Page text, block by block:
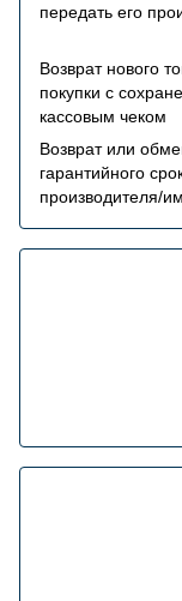
передать его
Возврат нового
покупки с
кассовым чеком
Возврат или
гарантийного
производителя/